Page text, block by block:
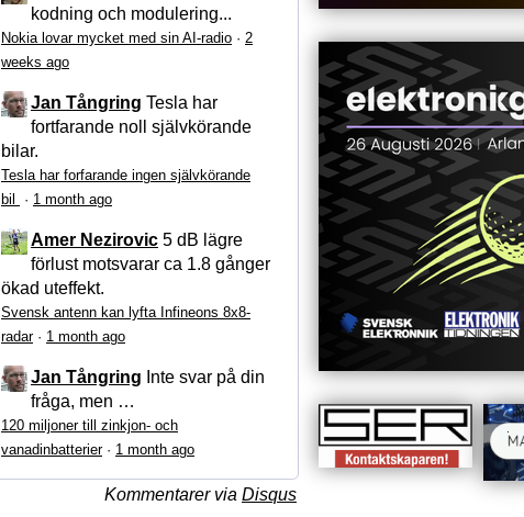
kodning och modulering...
Nokia lovar mycket med sin AI-radio · 2
weeks ago
Jan Tångring Tesla har
fortfarande noll självkörande
bilar.
Tesla har forfarande ingen självkörande
bil
· 1 month ago
Amer Nezirovic 5 dB lägre
förlust motsvarar ca 1.8 gånger
ökad uteffekt.
Svensk antenn kan lyfta Infineons 8x8-
radar· 1 month ago
Jan Tångring Inte svar på din
fråga, men …
120 miljoner till zinkjon- och
vanadinbatterier· 1 month ago
Kommentarer via Disqus